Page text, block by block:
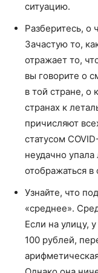
ситуацию.
Разберитесь, о
Зачастую то,
отражает то,
вы говорите о
в той стране, о
странах к
причисляют
статусом
неудачно
отображаться в
Узнайте, что
«среднее».
Если на улицу,
100 рублей,